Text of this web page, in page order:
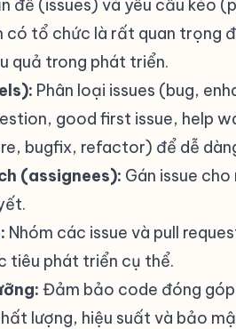
đề (issues) và yêu cầu kéo
có tổ chức là rất quan trọng
quả trong phát triển.
Phân loại issues (bug,
good first issue, help
bugfix, refactor) để dễ
(assignees): Gán issue
Nhóm các issue và pull
tiêu phát triển cụ thể.
Đảm bảo code đóng
lượng, hiệu suất và bảo